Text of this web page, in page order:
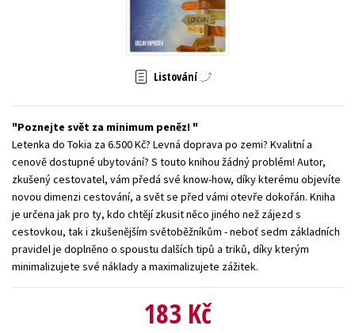
Zahraniční literatura
Listování
Poznejte svět za minimum peněz!
Letenka do Tokia za 6.500 Kč? Levná doprava po zemi? Kvalitní a
cenově dostupné ubytování? S touto knihou žádný problém! Autor,
zkušený cestovatel, vám předá své know-how, díky kterému objevíte
novou dimenzi cestování, a svět se před vámi otevře dokořán. Kniha
je určena jak pro ty, kdo chtějí zkusit něco jiného než zájezd s
cestovkou, tak i zkušenějším světoběžníkům - neboť sedm základních
pravidel je doplněno o spoustu dalších tipů a triků, díky kterým
minimalizujete své náklady a maximalizujete zážitek.
183 Kč